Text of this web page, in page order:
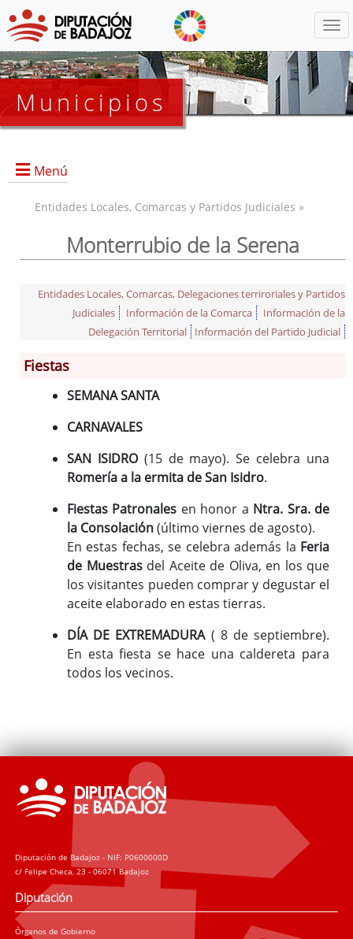
Municipios
Menú
Información General
Historia
Gastronomía
Turismo
Población
Corporación
Correo-e gratis
Radio en Internet
Entidades Locales, Comarcas y Partidos Judiciales »
Monterrubio de la Serena
Entidades Locales, Comarcas, Delegaciones terriroriales y Partidos
Judiciales
Información de la Comarca
Información de la
Delegación Territorial
Información del Partido Judicial
Fiestas
SEMANA SANTA
CARNAVALES
SAN ISIDRO(15 de mayo). Se celebra una
Romería a la ermita de San Isidro.
Fiestas Patronales en honor a Ntra. Sra. de
la Consolación(último viernes de agosto).
En estas fechas, se celebra además la Feria
de Muestrasdel Aceite de Oliva, en los que
los visitantes pueden comprar y degustar el
aceite elaborado en estas tierras.
DÍA DE EXTREMADURA( 8 de septiembre).
En esta fiesta se hace una caldereta para
todos los vecinos.
Diputación de Badajoz - NIF: P0600000D
c/ Felipe Checa, 23 - 06071 Badajoz
Diputación
Órganos de Gobierno